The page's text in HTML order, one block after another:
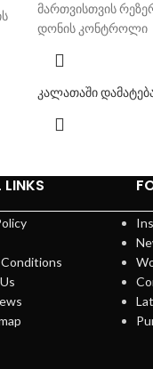
მართვისთვის
დონის კონტროლი
კალათაში
LINKS